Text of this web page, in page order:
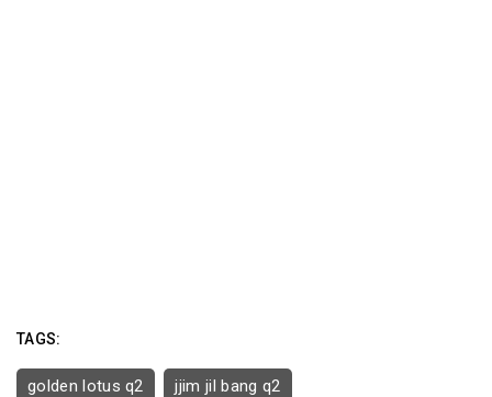
TAGS:
golden lotus q2 jjim jil bang q2